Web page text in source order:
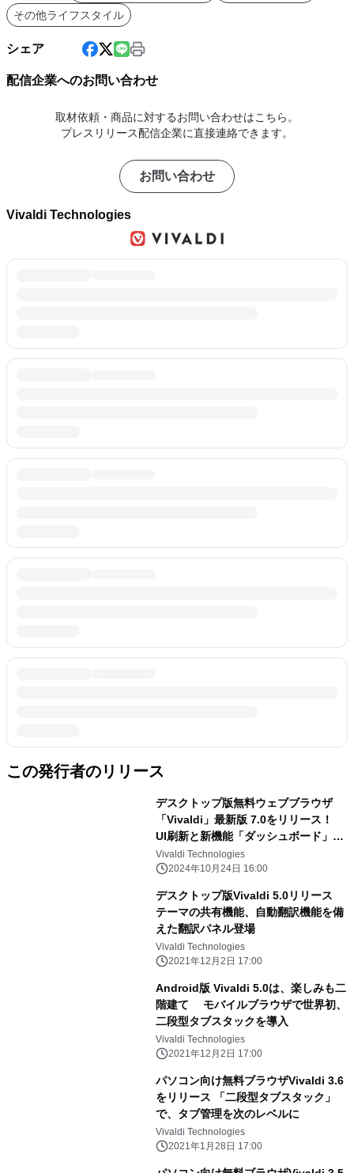
その他ライフスタイル
シェア
配信企業へのお問い合わせ
取材依頼・商品に対するお問い合わせはこちら。
プレスリリース配信企業に直接連絡できます。
お問い合わせ
Vivaldi Technologies
この発行者のリリース
デスクトップ版無料ウェブブラウザ
「Vivaldi」最新版 7.0をリリース！
UI刷新と新機能「ダッシュボード」と
ともに新たなシーズンに突入
Vivaldi Technologies
2024年10月24日 16:00
デスクトップ版Vivaldi 5.0リリース
テーマの共有機能、自動翻訳機能を備
えた翻訳パネル登場
Vivaldi Technologies
2021年12月2日 17:00
Android版 Vivaldi 5.0は、楽しみも二
階建て モバイルブラウザで世界初、
二段型タブスタックを導入
Vivaldi Technologies
2021年12月2日 17:00
パソコン向け無料ブラウザVivaldi 3.6
をリリース 「二段型タブスタック」
で、タブ管理を次のレベルに
Vivaldi Technologies
2021年1月28日 17:00